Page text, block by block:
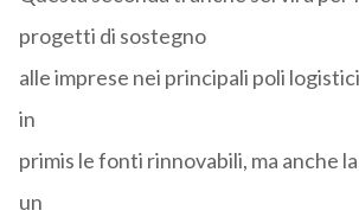
progetti di sostegno
alle imprese nei principali poli
in
primis le fonti rinnovabili, ma anche
un